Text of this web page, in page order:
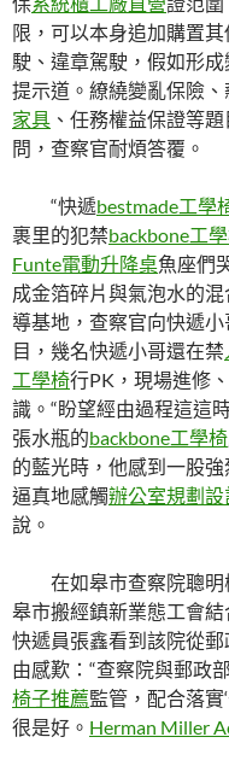
限，可以本身追加購置
駛、違章駕駛，假如形
提示道。繚繞變亂保險、
家具 、任務權益保證等
問，查察官耐煩答覆。
“快遞bestmade工學
裹里的犯禁backbone工
Funte電動升降桌魚座們
成金箔碎片與氣泡水的
導基地，查察官向快遞
目，幾名快遞小哥還在禁
工學椅行PK，現場進修
識。“盼望經由過程這這
張水瓶的backbone工學椅
的藍光時，他感到一股
逼真地感觸辦公室規劃設
說。
在如皋市查察院聰
皋市搬經鎮新業態工會
快遞員張鑫看到該院從
由感歎：“查察院與郵政
椅子推薦監管，配合落實
很是好。 Herman Miller